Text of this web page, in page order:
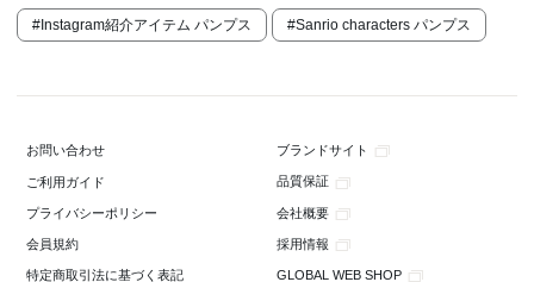
#Instagram紹介アイテム パンプス #Sanrio characters パンプス
お問い合わせ ブランドサイト
ご利用ガイド 品質保証
プライバシーポリシー 会社概要
会員規約 採用情報
特定商取引法に基づく表記 GLOBAL WEB SHOP